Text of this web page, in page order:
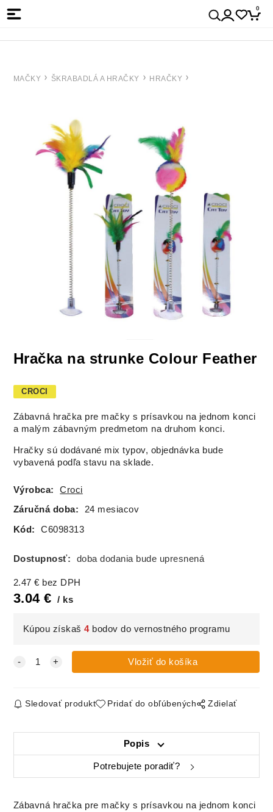
0
MAČKY ŠKRABADLÁ A HRAČKY HRAČKY
Hračka na strunke Colour Feather
CROCI
Zábavná hračka pre mačky s prísavkou na jednom konci
a malým zábavným predmetom na druhom konci.
Hračky sú dodávané mix typov, objednávka bude
vybavená podľa stavu na sklade.
Výrobca: Croci
Záručná doba: 24 mesiacov
Kód: C6098313
Dostupnosť: doba dodania bude upresnená
2.47 € bez DPH
3.04€ ks
Kúpou získaš4bodov do vernostného programu
Sledovať produkt Pridať do obľúbených Zdielať
Popis
Potrebujete poradiť?
Zábavná hračka pre mačky s prísavkou na jednom konci